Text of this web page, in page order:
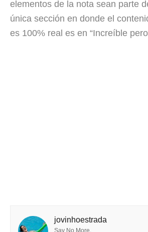
elementos de la nota sean parte
única sección en donde el
es 100% real es en “Increíble
jovinhoestrada
Say No More.